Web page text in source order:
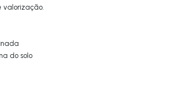
valorização.
do solo